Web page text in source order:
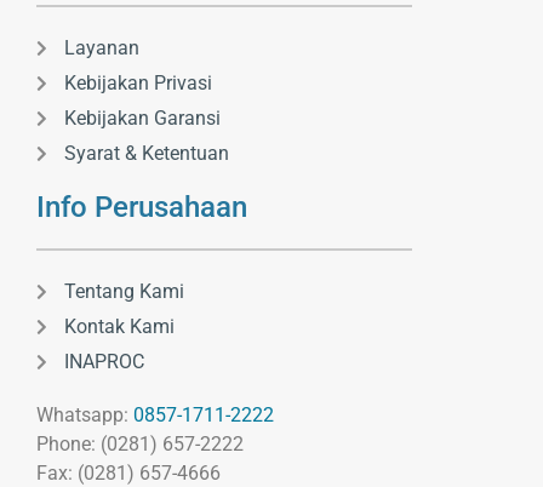
Layanan
Kebijakan Privasi
Kebijakan Garansi
Syarat & Ketentuan
Info Perusahaan
Tentang Kami
Kontak Kami
INAPROC
Whatsapp: 0857-1711-2222
Phone: (0281) 657-2222
Fax: (0281) 657-4666